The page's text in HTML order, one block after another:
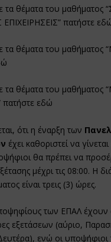
τα θέματα του
πατήστε
τα θέματα του μαθήματος
τα θέματα του μαθήματος
εδώ
ότι η έναρξη των
έχει καθοριστεί να
θα πρέπει να
μέχρι τις 08:00. Η
είναι τρεις (3) ώρες.
των ΕΠΑΛ έχουν
εξετάσεων (αύριο,
ενώ οι